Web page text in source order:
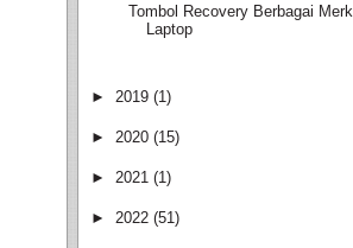
Tombol Recovery Berbagai Merk
Laptop
► 2019 (1)
► 2020 (15)
► 2021 (1)
► 2022 (51)